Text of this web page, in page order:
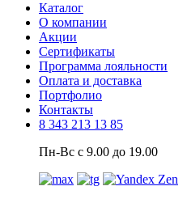
Каталог
О компании
Акции
Сертификаты
Программа лояльности
Оплата и доставка
Портфолио
Контакты
8 343 213 13 85
Пн-Вс с 9.00 до 19.00